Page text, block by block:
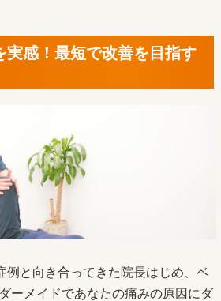
実感！最短で改善を目指す
例と向き合ってきた院長はじめ、ベ
ーメイドであなたの痛みの原因にダ